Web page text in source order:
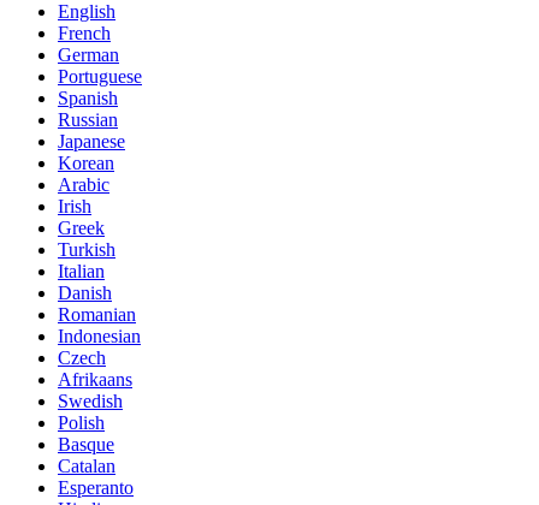
English
French
German
Portuguese
Spanish
Russian
Japanese
Korean
Arabic
Irish
Greek
Turkish
Italian
Danish
Romanian
Indonesian
Czech
Afrikaans
Swedish
Polish
Basque
Catalan
Esperanto